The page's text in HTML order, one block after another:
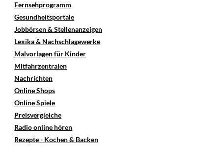
Fernsehprogramm
Gesundheitsportale
Jobbörsen & Stellenanzeigen
Lexika & Nachschlagewerke
Malvorlagen für Kinder
Mitfahrzentralen
Nachrichten
Online Shops
Online Spiele
Preisvergleiche
Radio online hören
Rezepte - Kochen & Backen